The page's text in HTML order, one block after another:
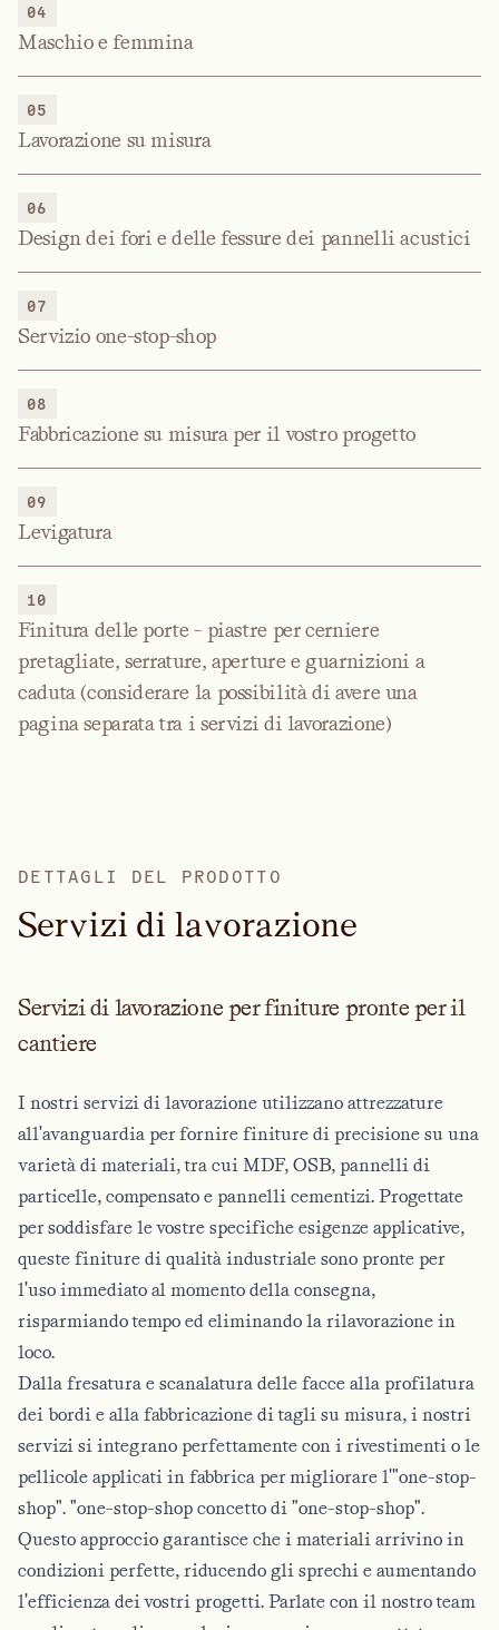
04
Maschio e femmina
05
Lavorazione su misura
06
Design dei fori e delle fessure dei pannelli acustici
07
Servizio one-stop-shop
08
Fabbricazione su misura per il vostro progetto
09
Levigatura
10
Finitura delle porte - piastre per cerniere
pretagliate, serrature, aperture e guarnizioni a
caduta (considerare la possibilità di avere una
pagina separata tra i servizi di lavorazione)
DETTAGLI DEL PRODOTTO
Servizi di lavorazione
Servizi di lavorazione per finiture pronte per il
cantiere
I nostri servizi di lavorazione utilizzano attrezzature
all'avanguardia per fornire finiture di precisione su una
varietà di materiali, tra cui MDF, OSB, pannelli di
particelle, compensato e pannelli cementizi. Progettate
per soddisfare le vostre specifiche esigenze applicative,
queste finiture di qualità industriale sono pronte per
l'uso immediato al momento della consegna,
risparmiando tempo ed eliminando la rilavorazione in
loco.
Dalla fresatura e scanalatura delle facce alla profilatura
dei bordi e alla fabbricazione di tagli su misura, i nostri
servizi si integrano perfettamente con i rivestimenti o le
pellicole applicati in fabbrica per migliorare l'"one-stop-
shop". "one-stop-shop concetto di "one-stop-shop".
Questo approccio garantisce che i materiali arrivino in
condizioni perfette, riducendo gli sprechi e aumentando
l'efficienza dei vostri progetti. Parlate con il nostro team